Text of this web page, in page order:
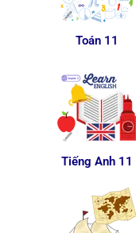
Toán 11
Tiếng Anh 11